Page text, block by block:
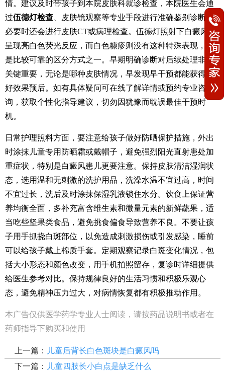
情。建议及时带孩子到本院皮肤科就诊检查，本院医生会通
过伍德灯检查 、皮肤镜观察等专业手段进行准确鉴别诊断，
必要时还会进行皮肤CT或病理检查。伍德灯照射下白癜风会
呈现亮白色荧光反应，而白色糠疹则没有这种特殊表现，这
是比较可靠的区分方式之一。早期明确诊断对后续处理非常
关键重要，无论是哪种皮肤情况，早发现早干预都能获得更
好效果预后。如有具体疑问可在线了解详情或预约专业咨
询，获取个性化指导建议，切勿因犹豫而耽误最佳干预时
机。
日常护理照料方面，要注意给孩子做好防晒保护措施，外出
时涂抹儿童专用防晒霜或戴帽子，避免强烈阳光直射患处加
重症状，特别是白癜风患儿更要注意。保持皮肤清洁湿润状
态，选用温和无刺激的洗护用品，洗澡水温不宜过高，时间
不宜过长，洗后及时涂抹保湿乳液锁住水分。饮食上保证营
养均衡全面，多补充富含维生素和微量元素的新鲜蔬果，适
当吃些坚果类食品，避免挑食偏食导致营养不良。不要让孩
子用手抓挠白斑部位，以免造成刺激损伤或引发感染，睡前
可以给孩子戴上棉质手套。定期观察记录白斑变化情况，包
括大小形态和颜色改变，用手机拍照留存，复诊时详细提供
给医生参考对比。保持规律良好的生活习惯和积极乐观心
态，避免精神压力过大，对病情恢复都有积极推动作用。
本广告仅供医学药学专业人士阅读，请按药品说明书或者在
药师指导下购买和使用
上一篇：
儿童后背长白色斑块是白癜风吗
下一篇：
儿童四肢长小白点是缺乏什么